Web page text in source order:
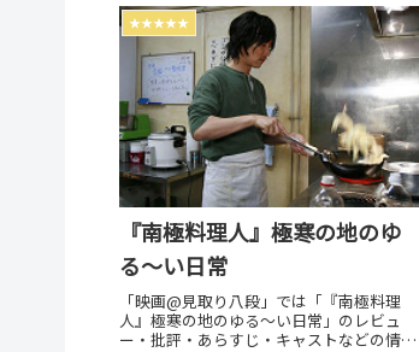
★★★★★
『南極料理人』極寒の地のゆ
る～い日常
「映画@見取り八段」では「『南極料理
人』極寒の地のゆる～い日常」のレビュ
ー・批評・あらすじ・キャストなどの情報